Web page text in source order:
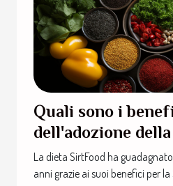
Quali sono i
dell'adozione della
?
La dieta SirtFood ha
anni grazie ai suoi benefici per la